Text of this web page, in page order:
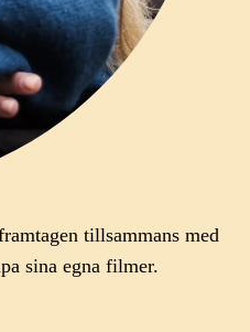
tillsammans med
sina egna filmer.